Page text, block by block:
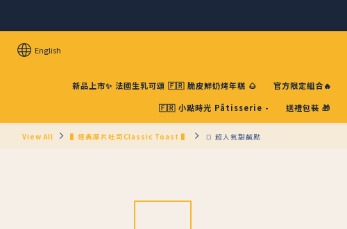
English
新品上市✨ 法國生乳可頌 🇫🇷 脆皮鮮奶烤年糕 🌰 官方限定組合🔥
🇫🇷 小點時光 Pâtisserie -
送禮包裝 🎁
View All ▌經典厚片吐司Classic Toast ▌ 🍞 超人氣甜鹹點